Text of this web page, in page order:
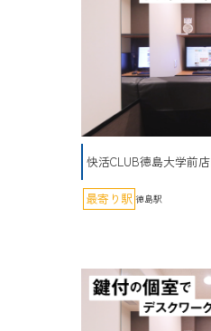
快活CLUB徳島大学前店
最寄り駅 徳島駅